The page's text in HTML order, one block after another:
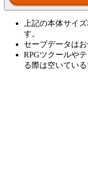
上記の本体サイ
す。
セーブデータは
RPGツクールや
る際は空いてい